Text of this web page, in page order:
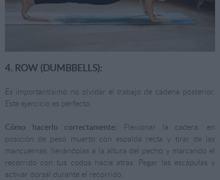
4. ROW (DUMBBELLS):
Es importantísimo no olvidar el trabajo de cadena posterior.
Este ejercicio es perfecto.
Cómo hacerlo correctamente: Flexionar la cadera, en
posición de peso muerto con espalda recta y tirar de las
mancuernas, llevándolas a la altura del pecho y marcando el
recorrido con tus codos hacia atrás. Pegar las escápulas y
activar dorsal durante el recorrido.